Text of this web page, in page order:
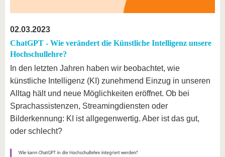
02.03.2023
ChatGPT - Wie verändert die Künstliche Intelligenz unsere
Hochschullehre?
In den letzten Jahren haben wir beobachtet, wie
künstliche Intelligenz (KI) zunehmend Einzug in unseren
Alltag hält und neue Möglichkeiten eröffnet. Ob bei
Sprachassistenzen, Streamingdiensten oder
Bilderkennung: KI ist allgegenwertig. Aber ist das gut,
oder schlecht?